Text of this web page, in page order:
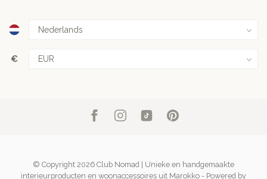
€
© Copyright 2026 Club Nomad | Unieke en handgemaakte
interieurproducten en woonaccessoires uit Marokko - Powered by